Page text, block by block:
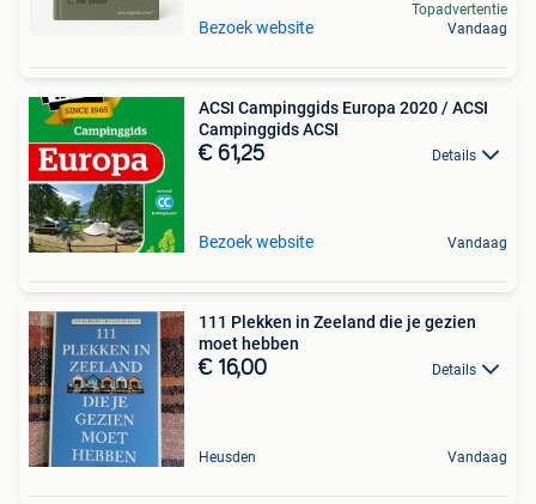
Bezoek website
Topadvertentie
Vandaag
ACSI Campinggids Europa 2020 / ACSI
Campinggids ACSI
€ 61,25 Details
Bezoek website Vandaag
111 Plekken in Zeeland die je gezien
moet hebben
€ 16,00 Details
Heusden Vandaag